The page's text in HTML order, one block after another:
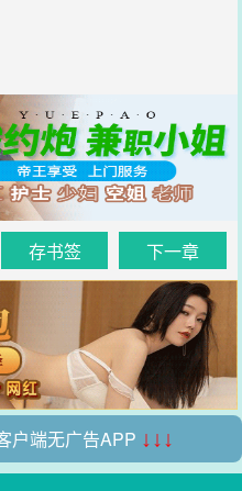
存书签 下一章
户端无广告APP ↓↓↓